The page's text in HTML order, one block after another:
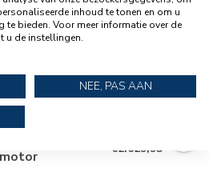
Viertakt
€2.629,95
inhoud te tonen en om u
te bieden. Voor meer informatie over de
u de instellingen.
NEE, PAS AAN